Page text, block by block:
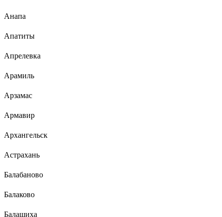
Анапа
Апатиты
Апрелевка
Арамиль
Арзамас
Армавир
Архангельск
Астрахань
Балабаново
Балаково
Балашиха